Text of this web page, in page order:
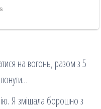
на вогонь, разом з 5
Я змішала борошно з